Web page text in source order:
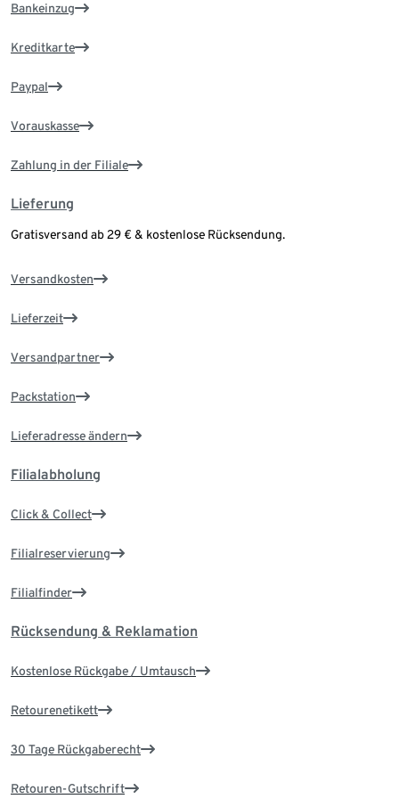
Bankeinzug
Kreditkarte
Paypal
Vorauskasse
Zahlung in der Filiale
Lieferung
Gratisversand ab 29 € & kostenlose Rücksendung.
Versandkosten
Lieferzeit
Versandpartner
Packstation
Lieferadresse ändern
Filialabholung
Click & Collect
Filialreservierung
Filialfinder
Rücksendung & Reklamation
Kostenlose Rückgabe / Umtausch
Retourenetikett
30 Tage Rückgaberecht
Retouren-Gutschrift